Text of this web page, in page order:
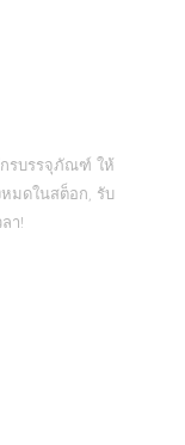
รบรรจุภัณฑ์ ให้
มดในสต็อก, รับ
า!